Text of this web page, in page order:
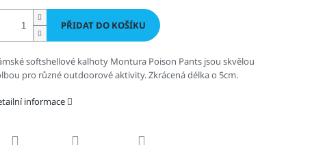
PŘIDAT DO KOŠÍKU
softshellové kalhoty Montura Poison Pants jsou skvělou
pro různé outdoorové aktivity. Zkrácená délka o 5cm.
informace